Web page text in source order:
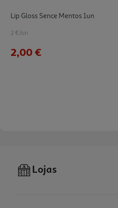
Lip Gloss Sence Mentos 1un
2 €/un
2,00 €
Lojas